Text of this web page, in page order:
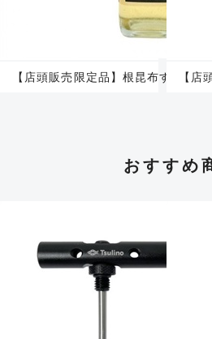
【店頭販売限定品】根昆布すし酢【店
おすすめ